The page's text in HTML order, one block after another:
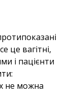
це вагітні,
і пацієнти
не можна